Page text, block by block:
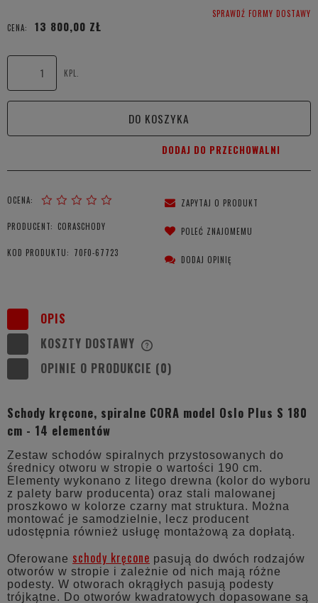
CENA NIE ZAWIERA EWENTUALNYCH KOSZTÓW PŁATNOŚCISPRAWDŹ FORMY DOSTAWY
CENA:
13 800,00 ZŁ
KPL.
DO KOSZYKA
DODAJ DO PRZECHOWALNI
OCENA:
PRODUCENT: CORASCHODY
KOD PRODUKTU: 70F0-67723
ZAPYTAJ O PRODUKT
POLEĆ ZNAJOMEMU
DODAJ OPINIĘ
OPIS
KOSZTY DOSTAWY
KOSZTÓW PŁATNOŚCI
OPINIE O PRODUKCIE (0)
Schody kręcone, spiralne CORA model Oslo Plus S 180
cm - 14 elementów
Zestaw schodów spiralnych przystosowanych do
średnicy otworu w stropie o wartości 190 cm.
Elementy wykonano z litego drewna (kolor do wyboru
z palety barw producenta) oraz stali malowanej
proszkowo w kolorze czarny mat struktura. Można
montować je samodzielnie, lecz producent
udostępnia również usługę montażową za dopłatą.
Oferowane schody kręcone pasują do dwóch rodzajów
otworów w stropie i zależnie od nich mają różne
podesty. W otworach okrągłych pasują podesty
trójkątne. Do otworów kwadratowych dopasowane są